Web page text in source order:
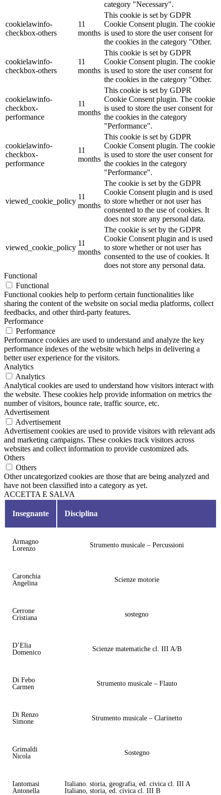
category "Necessary".
cookielawinfo-
checkbox-others
11
months
This cookie is set by GDPR
Cookie Consent plugin. The cookie
is used to store the user consent for
the cookies in the category "Other.
cookielawinfo-
checkbox-others
11
months
This cookie is set by GDPR
Cookie Consent plugin. The cookie
is used to store the user consent for
the cookies in the category "Other.
cookielawinfo-
checkbox-
performance
11
months
This cookie is set by GDPR
Cookie Consent plugin. The cookie
is used to store the user consent for
the cookies in the category
"Performance".
cookielawinfo-
checkbox-
performance
11
months
This cookie is set by GDPR
Cookie Consent plugin. The cookie
is used to store the user consent for
the cookies in the category
"Performance".
viewed_cookie_policy
11
months
The cookie is set by the GDPR
Cookie Consent plugin and is used
to store whether or not user has
consented to the use of cookies. It
does not store any personal data.
viewed_cookie_policy
11
months
The cookie is set by the GDPR
Cookie Consent plugin and is used
to store whether or not user has
consented to the use of cookies. It
does not store any personal data.
Functional
Functional
Functional cookies help to perform certain functionalities like
sharing the content of the website on social media platforms, collect
feedbacks, and other third-party features.
Performance
Performance
Performance cookies are used to understand and analyze the key
performance indexes of the website which helps in delivering a
better user experience for the visitors.
Analytics
Analytics
Analytical cookies are used to understand how visitors interact with
the website. These cookies help provide information on metrics the
number of visitors, bounce rate, traffic source, etc.
Advertisement
Advertisement
Advertisement cookies are used to provide visitors with relevant ads
and marketing campaigns. These cookies track visitors across
websites and collect information to provide customized ads.
Others
Others
Other uncategorized cookies are those that are being analyzed and
have not been classified into a category as yet.
ACCETTA E SALVA
Insegnante Disciplina
Armagno
Lorenzo
Strumento musicale – Percussioni
Caronchia
Angelina
Scienze motorie
Cerrone
Cristiana
sostegno
D’Elia
Domenico
Scienze matematiche cl. III A/B
Di Febo
Carmen
Strumento musicale – Flauto
Di Renzo
Simone
Strumento musicale – Clarinetto
Grimaldi
Nicola
Sostegno
Iantomasi
Antonella
Italiano. storia, geografia, ed. civica cl. III A
Italiano, storia, ed. civica cl. III B